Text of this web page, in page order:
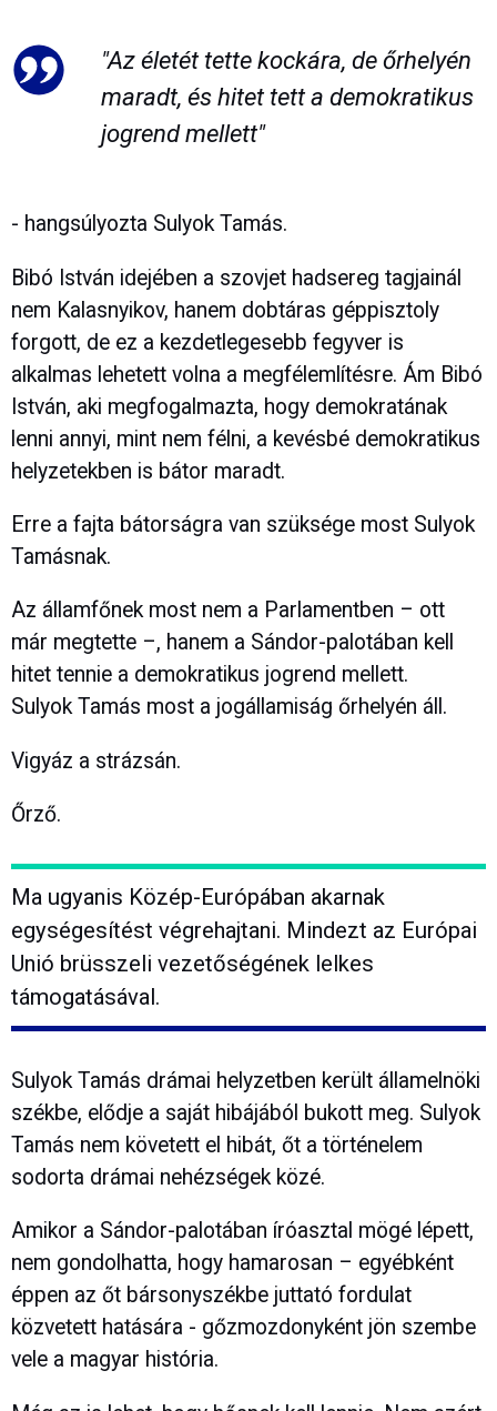
"Az életét tette kockára, de őrhelyén
maradt, és hitet tett a demokratikus
jogrend mellett"
- hangsúlyozta Sulyok Tamás.
Bibó István idejében a szovjet hadsereg tagjainál
nem Kalasnyikov, hanem dobtáras géppisztoly
forgott, de ez a kezdetlegesebb fegyver is
alkalmas lehetett volna a megfélemlítésre. Ám Bibó
István, aki megfogalmazta, hogy demokratának
lenni annyi, mint nem félni, a kevésbé demokratikus
helyzetekben is bátor maradt.
Erre a fajta bátorságra van szüksége most Sulyok
Tamásnak.
Az államfőnek most nem a Parlamentben – ott
már megtette –, hanem a Sándor-palotában kell
hitet tennie a demokratikus jogrend mellett.
Sulyok Tamás most a jogállamiság őrhelyén áll.
Vigyáz a strázsán.
Őrző.
Ma ugyanis Közép-Európában akarnak
egységesítést végrehajtani. Mindezt az Európai
Unió brüsszeli vezetőségének lelkes
támogatásával.
Sulyok Tamás drámai helyzetben került államelnöki
székbe, elődje a saját hibájából bukott meg. Sulyok
Tamás nem követett el hibát, őt a történelem
sodorta drámai nehézségek közé.
Amikor a Sándor-palotában íróasztal mögé lépett,
nem gondolhatta, hogy hamarosan – egyébként
éppen az őt bársonyszékbe juttató fordulat
közvetett hatására - gőzmozdonyként jön szembe
vele a magyar história.